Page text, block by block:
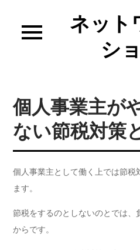
content
ネット
シ
個人事業主が
ない節税対策
個人事業主として働く上では節税
ます。
節税をするのとしないのとでは、
からです。